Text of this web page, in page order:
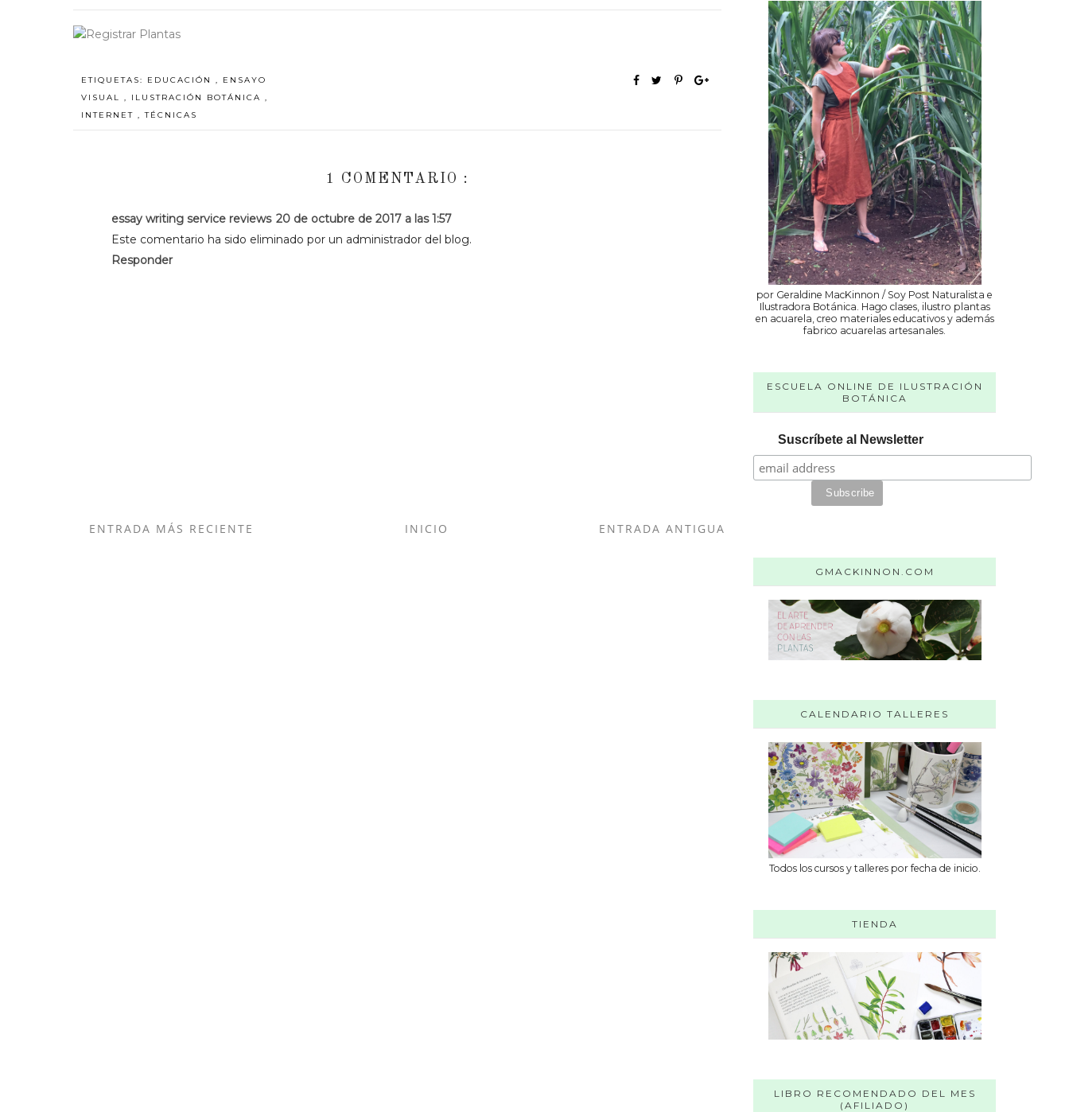
ETIQUETAS: EDUCACIÓN , ENSAYO
VISUAL , ILUSTRACIÓN BOTÁNICA ,
INTERNET ,TÉCNICAS
1 COMENTARIO :
essay writing service reviews 20 de octubre de 2017 a las 1:57
Este comentario ha sido eliminado por un administrador del blog.
Responder
ENTRADA MÁS RECIENTE ENTRADA ANTIGUA
INICIO
por Geraldine MacKinnon / Soy Post Naturalista e
Ilustradora Botánica. Hago clases, ilustro plantas
en acuarela, creo materiales educativos y además
fabrico acuarelas artesanales.
ESCUELA ONLINE DE ILUSTRACIÓN
BOTÁNICA
Suscríbete al Newsletter
GMACKINNON.COM
CALENDARIO TALLERES
Todos los cursos y talleres por fecha de inicio.
TIENDA
LIBRO RECOMENDADO DEL MES
(AFILIADO)